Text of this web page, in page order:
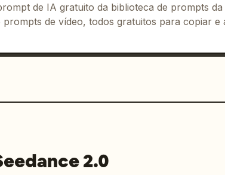
de IA gratuito da biblioteca de prompts
prompts de vídeo, todos gratuitos para copiar e
2.0